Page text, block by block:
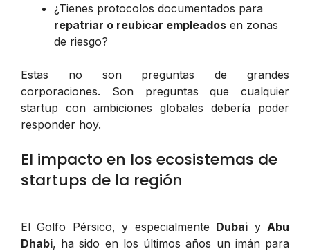
¿Tienes protocolos documentados para
repatriar o reubicar empleados en zonas
de riesgo?
Estas no son preguntas de grandes
corporaciones. Son preguntas que cualquier
startup con ambiciones globales debería poder
responder hoy.
El impacto en los ecosistemas de
startups de la región
El Golfo Pérsico, y especialmente Dubai y Abu
Dhabi, ha sido en los últimos años un imán para